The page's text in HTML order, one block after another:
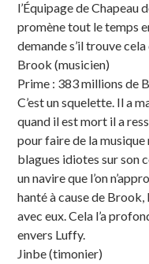
l’Équipage de Chapeau
promène tout le temps
demande s’il trouve
Brook (musicien)
Prime : 383 millions de
C’est un squelette. Il a
quand il est mort il a
pour faire de la
blagues idiotes sur son
un navire que l’on
hanté à cause de
avec eux. Cela l’a
envers Luffy.
Jinbe (timonier)